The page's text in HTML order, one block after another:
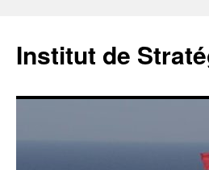
Institut de